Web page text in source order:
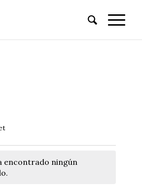
encontrado ningún